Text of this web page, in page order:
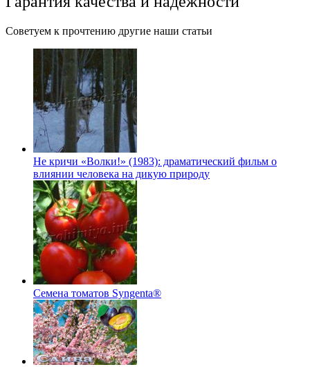
Советуем к прочтению другие наши статьи
Не кричи «Волки!» (1983): драматический фильм о
влиянии человека на дикую природу
Семена томатов Syngenta®